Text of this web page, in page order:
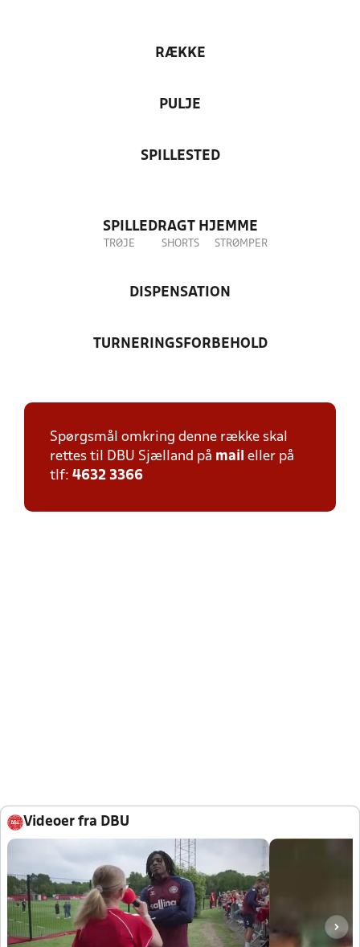
RÆKKE
PULJE
SPILLESTED
SPILLEDRAGT HJEMME
TRØJE SHORTS STRØMPER
DISPENSATION
TURNERINGSFORBEHOLD
Spørgsmål omkring denne række skal
rettes til DBU Sjælland på mail eller på
tlf: 4632 3366
Videoer fra DBU